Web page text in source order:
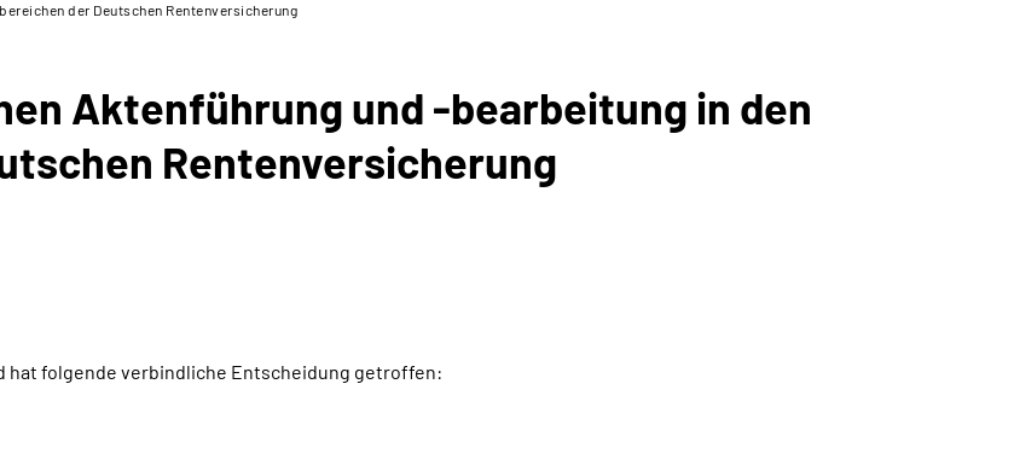
der Deutschen Rentenversicherung
Aktenführung und -bearbeitung in den
Rentenversicherung
hat folgende verbindliche Entscheidung getroffen: